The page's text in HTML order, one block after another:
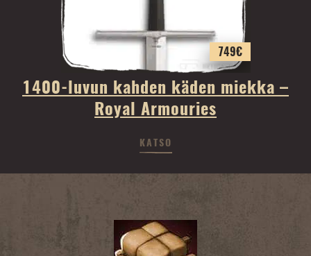
749€
1400-luvun kahden käden miekka –
Royal Armouries
KATSO